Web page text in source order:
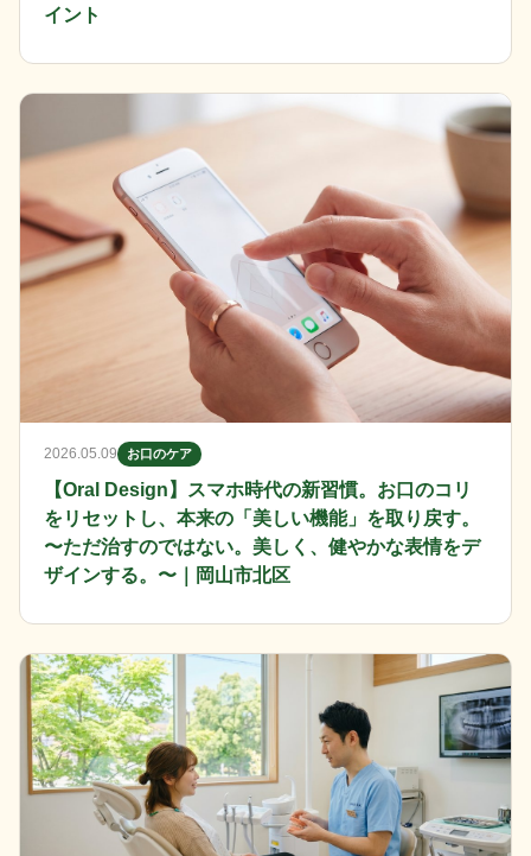
イント
2026.05.09 お口のケア
【Oral Design】スマホ時代の新習慣。お口のコリ
をリセットし、本来の「美しい機能」を取り戻す。
〜ただ治すのではない。美しく、健やかな表情をデ
ザインする。〜｜岡山市北区